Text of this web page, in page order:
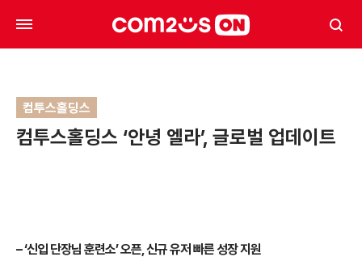
컴투스홀딩스
컴투스홀딩스 ‘안녕 엘라’, 글로벌 업데이트
–‘신입 단장님 훈련소’ 오픈, 신규 유저 빠른 성장 지원